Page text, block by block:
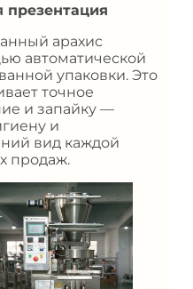
арахис
автоматической
упаковки. Это
точное
и запайку —
и
вид каждой
продаж.